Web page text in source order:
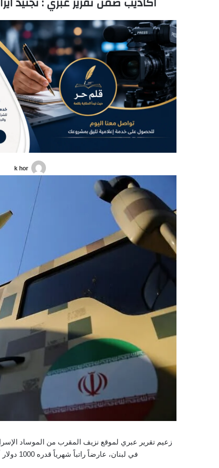
k hor
زعيم تقرير عبري لموقع نزيف المقرب من الموساد
في لبنان، عارضاً راتباً شهرياً قدره 1000 دولار أمريكي، ومقدماً الخدمة على أنها واجب ديني وعسكري.